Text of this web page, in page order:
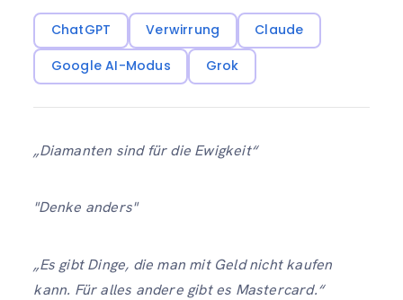
ChatGPT Verwirrung
Claude
Google AI-Modus
Grok
„Diamanten sind für die Ewigkeit“
"Denke anders"
„Es gibt Dinge, die man mit Geld nicht kaufen
kann. Für alles andere gibt es Mastercard.“